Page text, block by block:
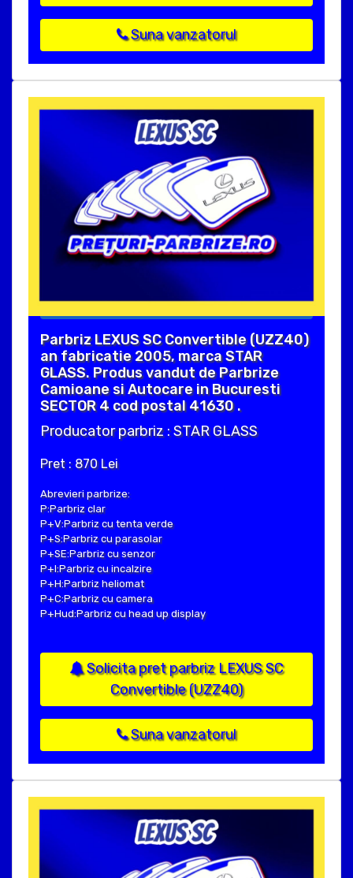
Suna vanzatorul
Parbriz LEXUS SC Convertible (UZZ40)
an fabricatie 2005, marca STAR
GLASS. Produs vandut de Parbrize
Camioane si Autocare in Bucuresti
SECTOR 4 cod postal 41630 .
Producator parbriz : STAR GLASS
Pret : 870 Lei
Abrevieri parbrize:
P:Parbriz clar
P+V:Parbriz cu tenta verde
P+S:Parbriz cu parasolar
P+SE:Parbriz cu senzor
P+I:Parbriz cu incalzire
P+H:Parbriz heliomat
P+C:Parbriz cu camera
P+Hud:Parbriz cu head up display
Solicita pret parbriz LEXUS SC
Convertible (UZZ40)
Suna vanzatorul